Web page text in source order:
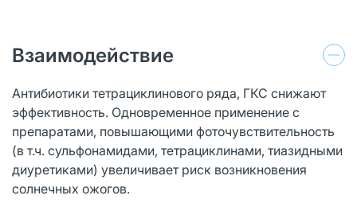
Взаимодействие
Антибиотики тетрациклинового ряда, ГКС снижают
эффективность. Одновременное применение с
препаратами, повышающими фоточувствительность
(в т.ч. сульфонамидами, тетрациклинами, тиазидными
диуретиками) увеличивает риск возникновения
солнечных ожогов.